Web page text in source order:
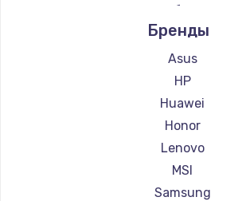
Ремонт ноутбуков
Ремонт ноутбуков
Ремонт ноутбуков
Ремонт ноутбуков
Ремонт ноутбуков
Ремонт ноутбуков
Ремонт ноутбуков
Ремонт ноутбуков
Ремонт ноутбуков LG
Бренды
Asus
HP
Huawei
Honor
Lenovo
MSI
Samsung